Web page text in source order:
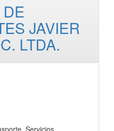
JAVIER
LTDA.
Servicios